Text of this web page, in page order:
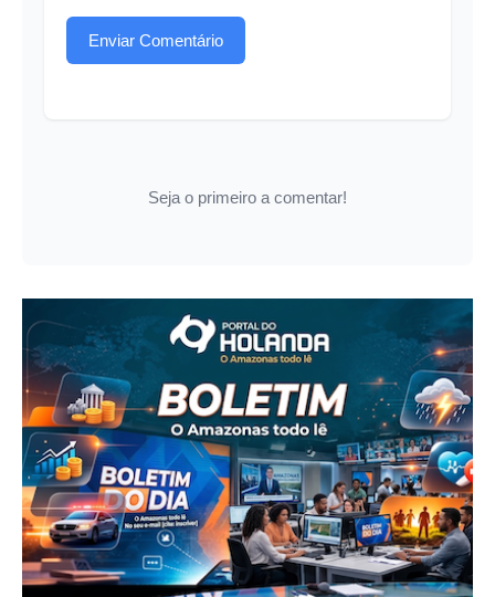
Enviar Comentário
Seja o primeiro a comentar!